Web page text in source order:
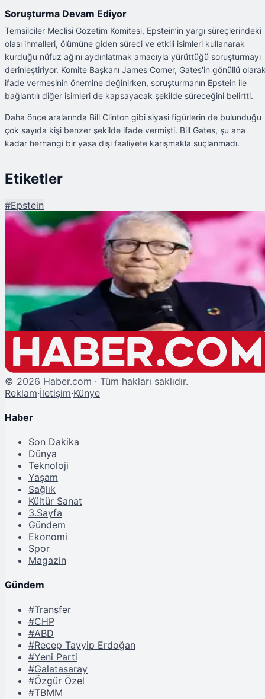
Soruşturma Devam Ediyor
Temsilciler Meclisi Gözetim Komitesi, Epstein’in yargı süreçlerindeki
olası ihmalleri, ölümüne giden süreci ve etkili isimleri kullanarak
kurduğu nüfuz ağını aydınlatmak amacıyla yürüttüğü soruşturmayı
derinleştiriyor. Komite Başkanı James Comer, Gates'in gönüllü
ifade vermesinin önemine değinirken, soruşturmanın Epstein ile
bağlantılı diğer isimleri de kapsayacak şekilde süreceğini belirtti.
Daha önce aralarında Bill Clinton gibi siyasi figürlerin de bulunduğu
çok sayıda kişi benzer şekilde ifade vermişti. Bill Gates, şu ana
kadar herhangi bir yasa dışı faaliyete karışmakla suçlanmadı.
Etiketler
#Epstein
Bill Gates, Epstein Dosyası İçin Kongre'de İfade Verdi: "Büyük Bir Hataydı"
© 2026 Haber.com · Tüm hakları saklıdır.
Reklam·İletişim·Künye
Haber
Son Dakika
Dünya
Teknoloji
Yaşam
Sağlık
Kültür Sanat
3.Sayfa
Gündem
Ekonomi
Spor
Magazin
Gündem
#Transfer
#CHP
#ABD
#Recep Tayyip Erdoğan
#Yeni Parti
#Galatasaray
#Özgür Özel
#TBMM